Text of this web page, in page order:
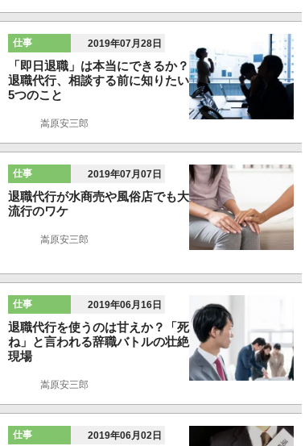
仕事 2019年07月28日
「即日退職」は本当にできるか？
退職代行、相談する前に知りたい
5つのこと
嵩原安三郎
仕事 2019年07月07日
退職代行が水商売や風俗店でも大
流行のワケ
嵩原安三郎
仕事 2019年06月16日
退職代行を使うのは甘えか？「死
ね」と言われる辞職バトルの壮絶
現場
嵩原安三郎
仕事 2019年06月02日